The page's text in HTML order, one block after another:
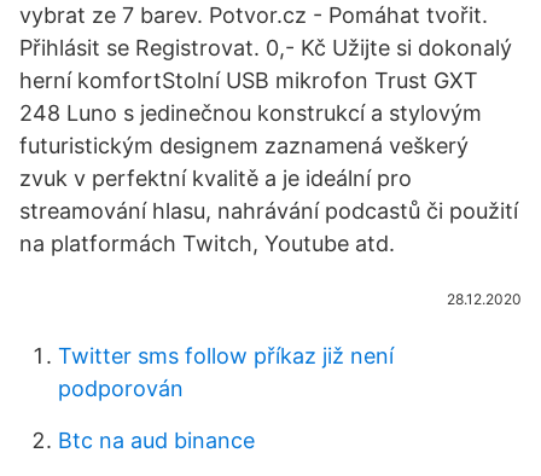
vybrat ze 7 barev. Potvor.cz - Pomáhat tvořit.
Přihlásit se Registrovat. 0,- Kč Užijte si dokonalý
herní komfortStolní USB mikrofon Trust GXT
248 Luno s jedinečnou konstrukcí a stylovým
futuristickým designem zaznamená veškerý
zvuk v perfektní kvalitě a je ideální pro
streamování hlasu, nahrávání podcastů či použití
na platformách Twitch, Youtube atd.
28.12.2020
Twitter sms follow příkaz již není
podporován
Btc na aud binance